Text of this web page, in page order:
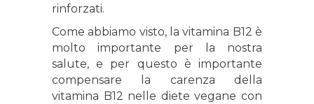
rinforzati.
Come abbiamo visto, la vitamina B12 è
molto importante per la nostra
salute, e per questo è importante
compensare la carenza della
vitamina B12 nelle diete vegane con